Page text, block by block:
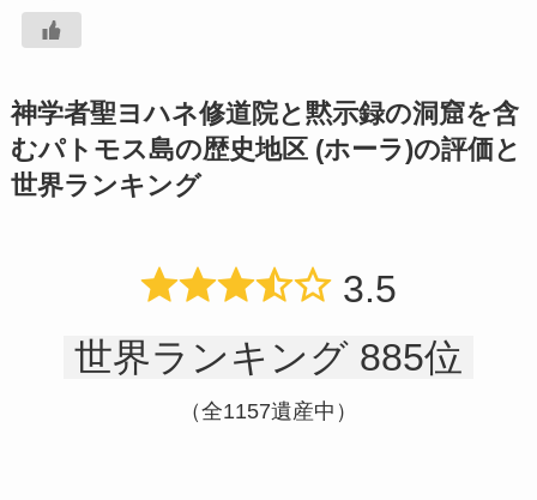
神学者聖ヨハネ修道院と黙示録の洞窟を含
むパトモス島の歴史地区 (ホーラ)の評価と
世界ランキング
3.5
世界ランキング 885位
（全1157遺産中）